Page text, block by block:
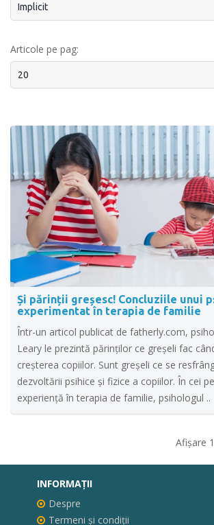
Articole pe pag:
Și părinții greșesc! Concluziile unui
experimentat în terapia de familie
Într-un articol publicat de fatherly.com,
Leary le prezintă părinților ce greșeli fac
creșterea copiilor. Sunt greșeli ce se
dezvoltării psihice și fizice a copiilor. În cei
experiență în terapia de familie, psihologul ..
Afişare
INFORMAŢII
Despre
Termeni și condiții